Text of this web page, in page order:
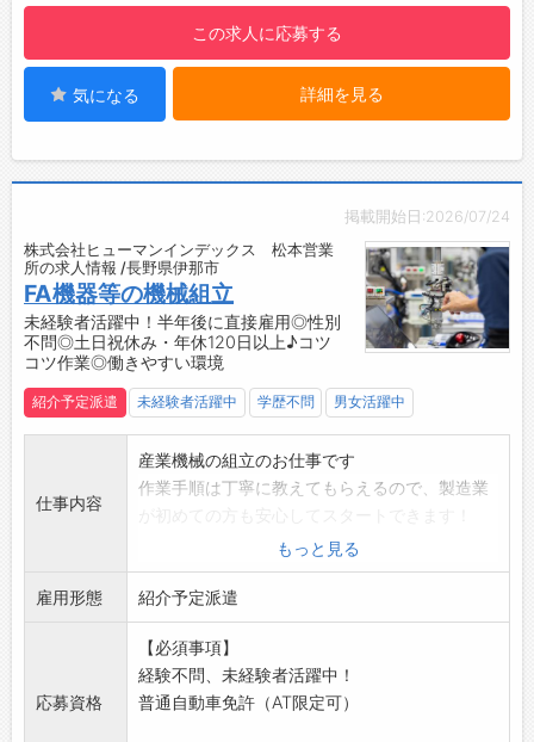
・無料駐車場
・更衣室、ロッカー
・食堂スペースあり：サラダ購入可能！（100
～200円/食）
☆----------------------------------------
有給休暇は1時間分、2時間分と時間単位でも取
得できます◎
☆----------------------------------------
☆
◆給与前払い制度あり！
勤務実績に応じて、給与前払いが可能です◎
☆----------------------------------------
☆
登録はご自宅からお電話で可能です◎
☆----------------------------------------
☆
◆職場見学可能！自分が働くイメージができま
す。
みなさまのご応募を心よりお待ちしております
この求人に応募する
気になる 詳細を見る
掲載開始日:2026/07/24
株式会社ヒューマンインデックス 松本営業
所の求人情報 /長野県伊那市
FA機器等の機械組立
未経験者活躍中！半年後に直接雇用◎性別
不問◎土日祝休み・年休120日以上♪コツ
コツ作業◎働きやすい環境
紹介予定派遣 未経験者活躍中 学歴不問 男女活躍中
仕事内容
産業機械の組立のお仕事です
作業手順は丁寧に教えてもらえるので、製造業
■機械装置の組立・機械回りの配線
・装置の組立（部品の組付け、ユニットの作成
など）
・配線作業（配線、整線、かしめ作業など）
・生産管理システムへの入力
【おすすめポイント♪】
もっと見る
雇用形態 紹介予定派遣
応募資格
【必須事項】
経験不問、未経験者活躍中！
普通自動車免許（AT限定可）